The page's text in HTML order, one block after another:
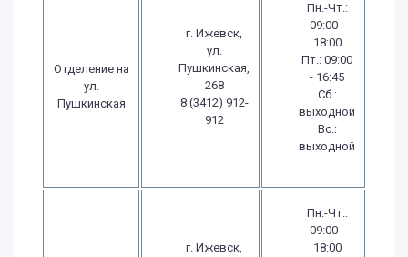
Отделение на
ул.
Пушкинская
г. Ижевск,
ул.
Пушкинская,
268
8 (3412) 912-
912
Пн.-Чт.:
09:00 -
18:00
Пт.: 09:00
- 16:45
Сб.:
выходной
Вс.:
выходной
г. Ижевск,
Пн.-Чт.:
09:00 -
18:00